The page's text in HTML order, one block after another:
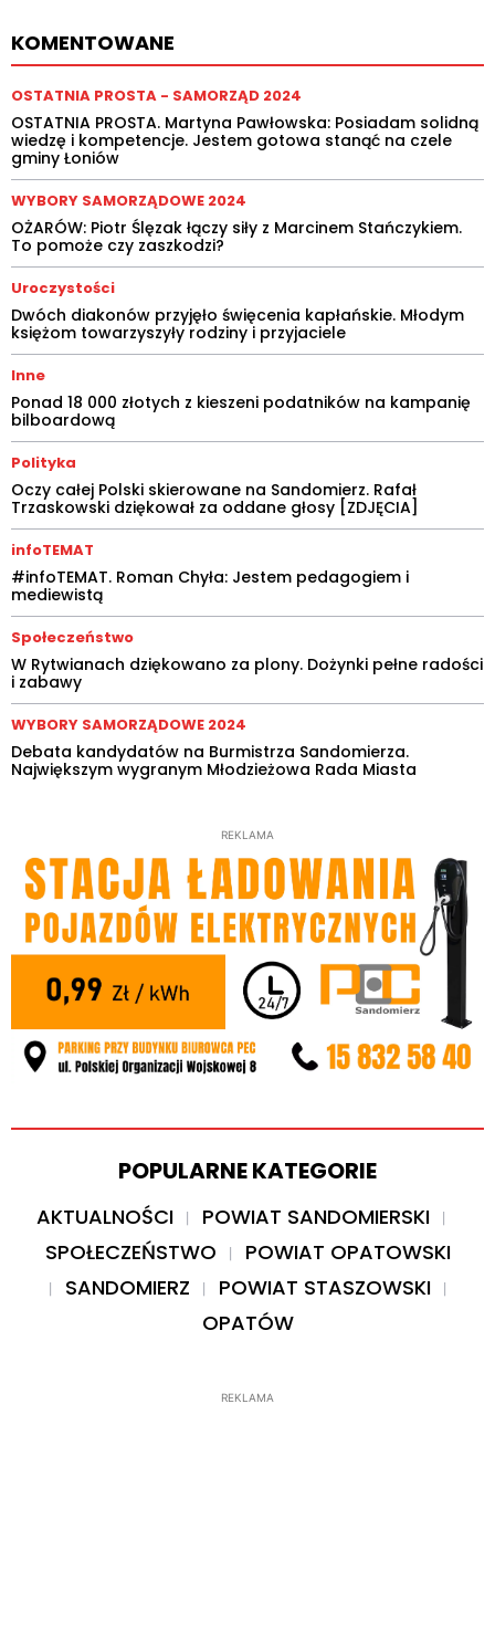
KOMENTOWANE
OSTATNIA PROSTA - SAMORZĄD 2024
OSTATNIA PROSTA. Martyna Pawłowska: Posiadam solidną
wiedzę i kompetencje. Jestem gotowa stanąć na czele
gminy Łoniów
WYBORY SAMORZĄDOWE 2024
OŻARÓW: Piotr Ślęzak łączy siły z Marcinem Stańczykiem.
To pomoże czy zaszkodzi?
Uroczystości
Dwóch diakonów przyjęło święcenia kapłańskie. Młodym
księżom towarzyszyły rodziny i przyjaciele
Inne
Ponad 18 000 złotych z kieszeni podatników na kampanię
bilboardową
Polityka
Oczy całej Polski skierowane na Sandomierz. Rafał
Trzaskowski dziękował za oddane głosy [ZDJĘCIA]
infoTEMAT
#infoTEMAT. Roman Chyła: Jestem pedagogiem i
mediewistą
Społeczeństwo
W Rytwianach dziękowano za plony. Dożynki pełne radości
i zabawy
WYBORY SAMORZĄDOWE 2024
Debata kandydatów na Burmistrza Sandomierza.
Największym wygranym Młodzieżowa Rada Miasta
REKLAMA
POPULARNE KATEGORIE
AKTUALNOŚCI
POWIAT SANDOMIERSKI
SPOŁECZEŃSTWO
POWIAT OPATOWSKI
SANDOMIERZ
POWIAT STASZOWSKI
OPATÓW
REKLAMA